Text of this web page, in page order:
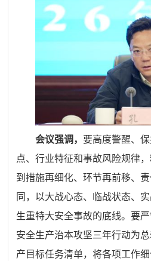
会议强调，要高度警醒、
点、行业特征和事故风险规律
到措施再细化、环节再前移、
同，以大战心态、临战状态、
生重特大安全事故的底线。要
安全生产治本攻坚三年行动为
产目标任务清单，将各项工作